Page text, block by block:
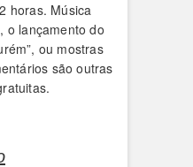
horas. Música
o lançamento do
ou mostras
são outras